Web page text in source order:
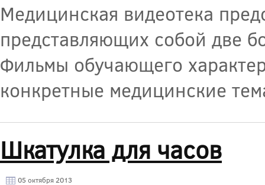
Медицинская видеотека
представляющих собой две
Фильмы обучающего
конкретные медицинские
Шкатулка для часов
05 октября 2013